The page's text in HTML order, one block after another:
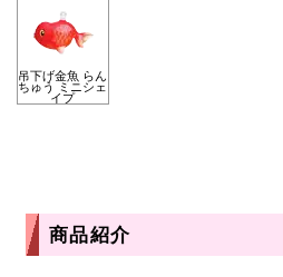
吊下げ金魚 らん
ちゅう ミニシェ
イプ
商品紹介